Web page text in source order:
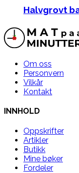
Halvgrovt
Om oss
Personvern
Vilkår
Kontakt
INNHOLD
Oppskrifter
Artikler
Butikk
Mine bøker
Fordeler